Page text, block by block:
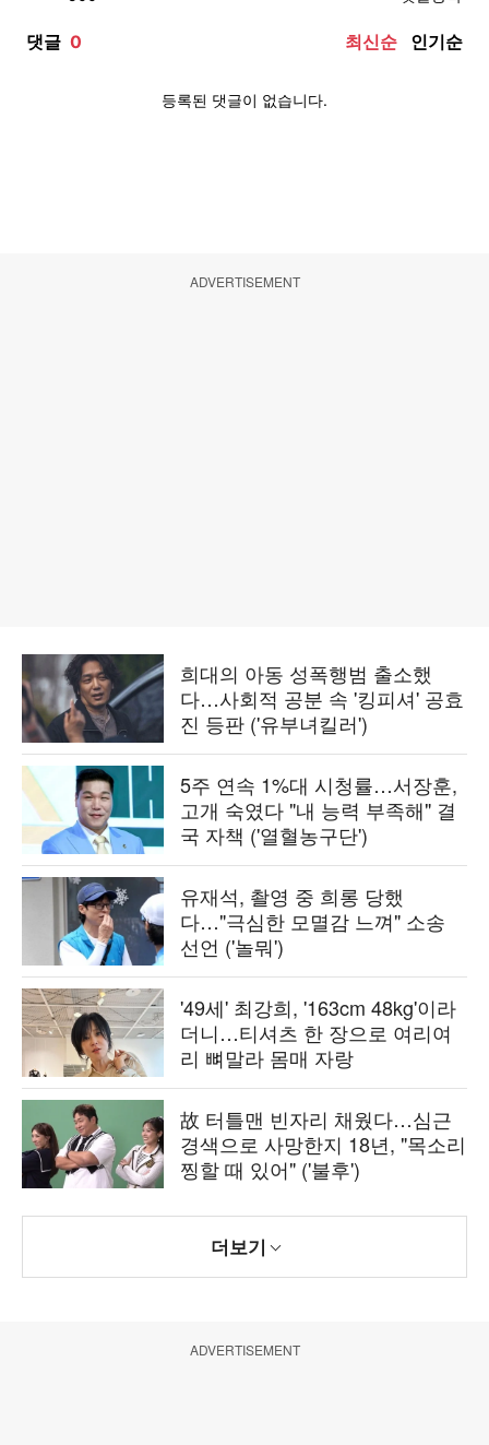
ADVERTISEMENT
희대의 아동 성폭행범 출소했
다…사회적 공분 속 '킹피셔' 공효
진 등판 ('유부녀킬러')
5주 연속 1%대 시청률…서장훈,
고개 숙였다 "내 능력 부족해" 결
국 자책 ('열혈농구단')
유재석, 촬영 중 희롱 당했
다…"극심한 모멸감 느껴" 소송
선언 ('놀뭐')
'49세' 최강희, '163cm 48kg'이라
더니…티셔츠 한 장으로 여리여
리 뼈말라 몸매 자랑
故 터틀맨 빈자리 채웠다…심근
경색으로 사망한지 18년, "목소리
찡할 때 있어" ('불후')
더보기
ADVERTISEMENT